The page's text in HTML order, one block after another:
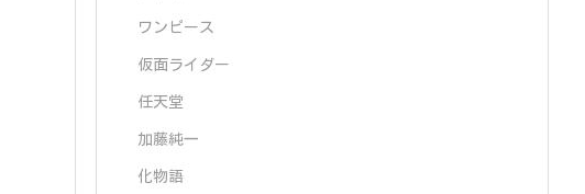
ワンピース
仮面ライダー
任天堂
加藤純一
化物語